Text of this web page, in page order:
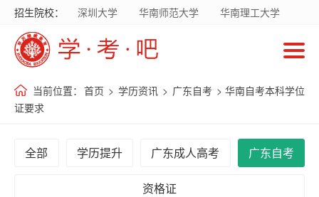
招生院校： 深圳大学 华南师范大学
华南理工大学
暨南大学
华南农业大学
广东外语外贸大学
南方医科大学
当前位置： 首页 > 学历资讯 > 广东自考 > 华南自考本科学位
证要求
全部 学历提升 广东成人高考 广东自考
资格证